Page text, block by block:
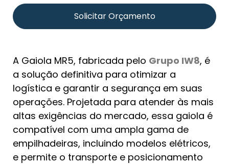
Solicitar Orçamento
A Gaiola MR5, fabricada pelo Grupo IW8, é
a solução definitiva para otimizar a
logística e garantir a segurança em suas
operações. Projetada para atender às mais
altas exigências do mercado, essa gaiola é
compatível com uma ampla gama de
empilhadeiras, incluindo modelos elétricos,
e permite o transporte e posicionamento